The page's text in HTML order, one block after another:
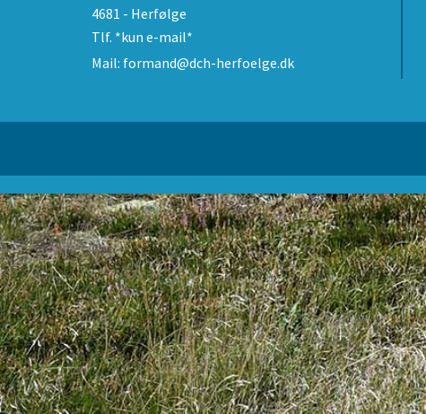
4681 - Herfølge
Tlf. *kun e-mail*
Mail: formand@dch-herfoelge.dk